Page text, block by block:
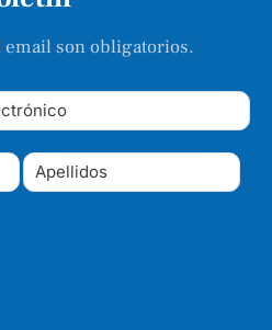
son obligatorios.